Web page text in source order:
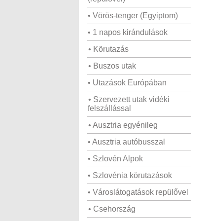
• Vörös-tenger (Egyiptom)
• 1 napos kirándulások
• Körutazás
• Buszos utak
• Utazások Európában
• Szervezett utak vidéki
felszállással
• Ausztria egyénileg
• Ausztria autóbusszal
• Szlovén Alpok
• Szlovénia körutazások
• Városlátogatások repülővel
• Csehország